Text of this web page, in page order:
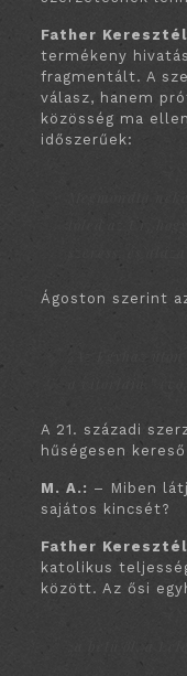
Father
termékeny
fragmentált. A
válasz, hanem
közösség ma
időszerűek:
tőled az Úr,
Ágoston szerint
A 21. századi
hűségesen
M. A.: – Miben
sajátos kincsét?
Father
katolikus
között. Az ősi